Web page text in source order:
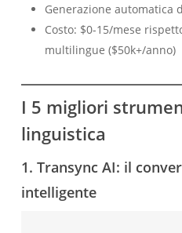
Generazione automatica
Costo: $0-15/mese
multilingue ($50k+/anno)
I 5 migliori
linguistica
1. Transync AI: il
intelligente